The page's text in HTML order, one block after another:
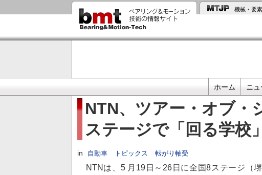
イ
ン
動
機械・要
ラ
イ
リ
リ
ホーム ニュ
NTN、ツアー・オブ・
ステージで「回る学校
in 自動車 トピックス 転がり軸受
NTNは、5 月19日～26日に全国8ステージ（